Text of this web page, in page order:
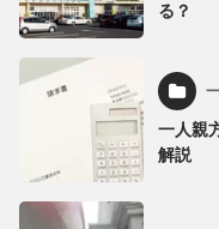
る？
一人親
解説